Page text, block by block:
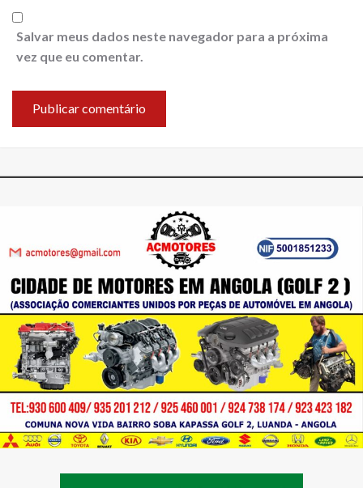
Salvar meus dados neste navegador para a próxima
vez que eu comentar.